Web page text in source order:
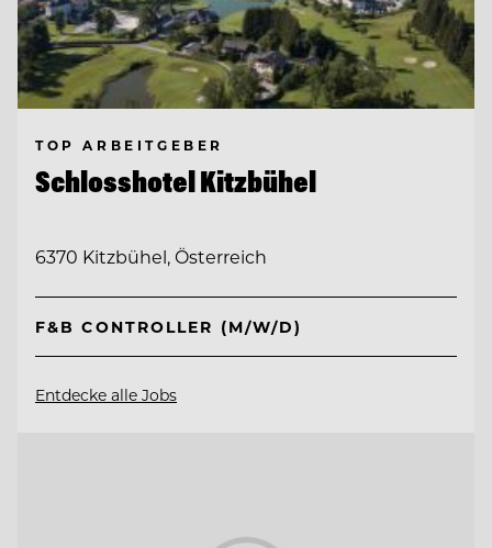
TOP ARBEITGEBER
Schlosshotel Kitzbühel
6370 Kitzbühel, Österreich
F&B CONTROLLER (M/W/D)
Entdecke alle Jobs